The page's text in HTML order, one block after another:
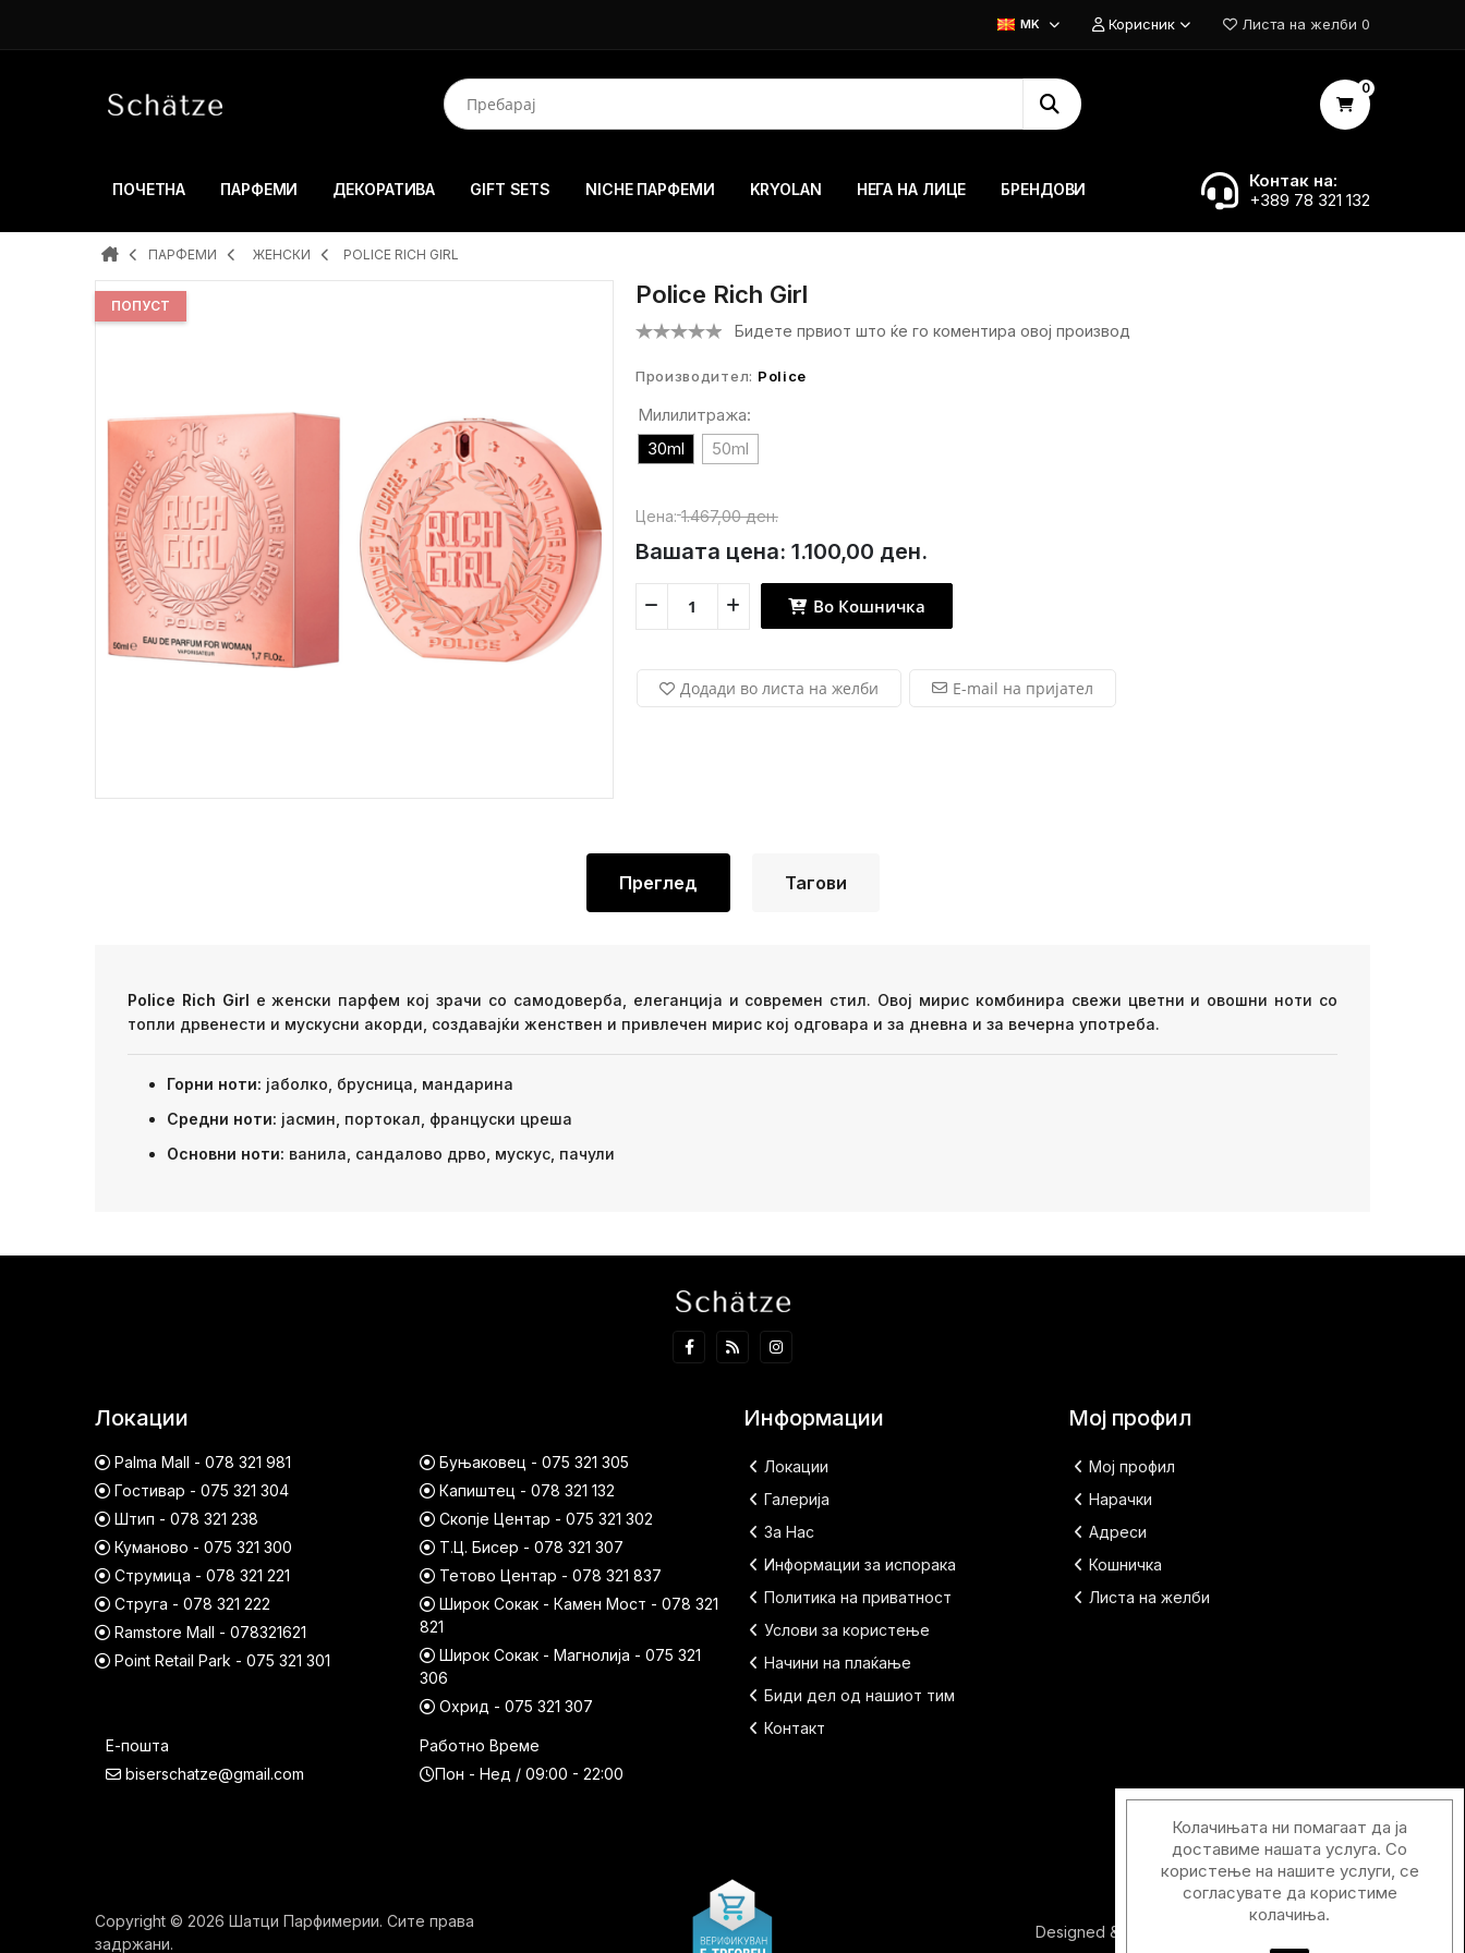
MK Корисник Листа на желби 0
0
ПОЧЕТНА ПАРФЕМИ ДЕКОРАТИВА GIFT SETS NICHE ПАРФЕМИ KRYOLAN НЕГА НА ЛИЦЕ БРЕНДОВИ
Контак на:
+389 78 321 132
ПАРФЕМИ ЖЕНСКИ POLICE RICH GIRL
ПОПУСТ Police Rich Girl
Бидете првиот што ќе го коментира овој производ
Производител: Police
Милилитража:
30ml
50ml
Цена: 1.467,00 ден.
Вашата цена: 1.100,00 ден.
Во Кошничка
Додади во листа на желби E-mail на пријател
Преглед Тагови
Police Rich Girl е женски парфем кој зрачи со самодоверба, елеганција и современ стил. Овој мирис комбинира свежи цветни и овошни ноти со
топли дрвенести и мускусни акорди, создавајќи женствен и привлечен мирис кој одговара и за дневна и за вечерна употреба.
Горни ноти: јаболко, брусница, мандарина
Средни ноти: јасмин, портокал, француски цреша
Основни ноти: ванила, сандалово дрво, мускус, пачули
Локации
Palma Mall - 078 321 981
Гостивар - 075 321 304
Штип - 078 321 238
Куманово - 075 321 300
Струмица - 078 321 221
Струга - 078 321 222
Ramstore Mall - 078321621
Point Retail Park - 075 321 301
Буњаковец - 075 321 305
Капиштец - 078 321 132
Скопје Центар - 075 321 302
Т.Ц. Бисер - 078 321 307
Тетово Центар - 078 321 837
Широк Сокак - Камен Мост - 078 321
821
Широк Сокак - Магнолија - 075 321
306
Охрид - 075 321 307
Е-пошта
biserschatze@gmail.com
Работно Време
Пон - Нед / 09:00 - 22:00
Информации
Локации
Галерија
За Нас
Информации за испорака
Политика на приватност
Услови за користење
Начини на плаќање
Биди дел од нашиот тим
Контакт
Мој профил
Мој профил
Нарачки
Адреси
Кошничка
Листа на желби
Copyright © 2026 Шатци Парфимерии. Сите права
задржани.
Designed & Developed with
Колачињата ни помагаат да ја
доставиме нашата услуга. Со
користење на нашите услуги, се
согласувате да користиме
колачиња.